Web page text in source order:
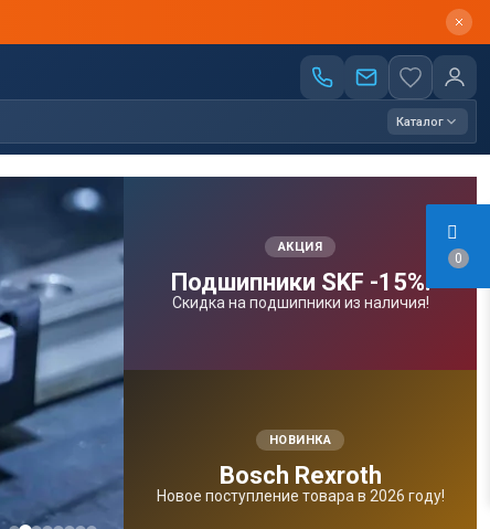
0
Каталог
АКЦИЯ
Подшипники SKF -15%!
Скидка на подшипники из наличия!
НОВИНКА
Bosсh Rexroth
Новое поступление товара в 2026 году!